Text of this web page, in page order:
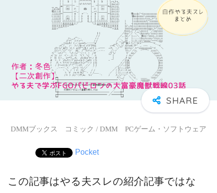
DMMブックス コミック / DMM PCゲーム・ソフトウェア
Pocket
この記事はやる夫スレの紹介記事ではな